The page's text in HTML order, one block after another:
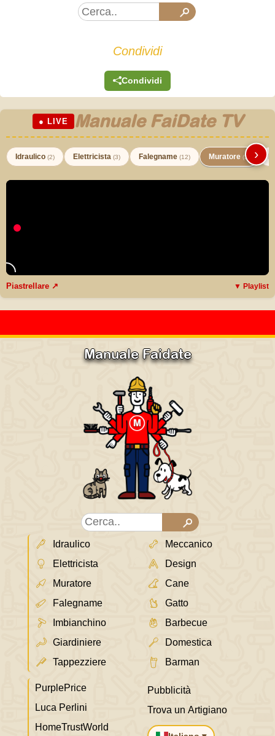
Condividi
Condividi
● LIVE Manuale FaiDate TV
Idraulico (2) Elettricista (3) Falegname (12) Muratore (3) ›
Piastrellare ↗ ▼ Playlist
Manuale Faidate
Idraulico
Elettricista
Muratore
Falegname
Imbianchino
Giardiniere
Tappezziere
Meccanico
Design
Cane
Gatto
Barbecue
Domestica
Barman
PurplePrice
Luca Perlini
HomeTrustWorld
Pubblicità
Trova un Artigiano